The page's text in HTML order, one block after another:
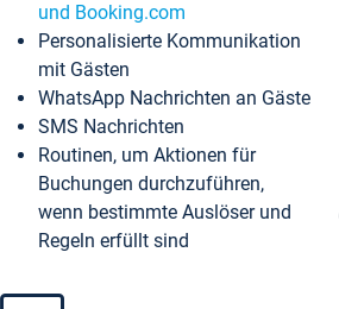
und Booking.com
Personalisierte Kommunikation
mit Gästen
WhatsApp Nachrichten an Gäste
SMS Nachrichten
Routinen, um Aktionen für
Buchungen durchzuführen,
wenn bestimmte Auslöser und
Regeln erfüllt sind